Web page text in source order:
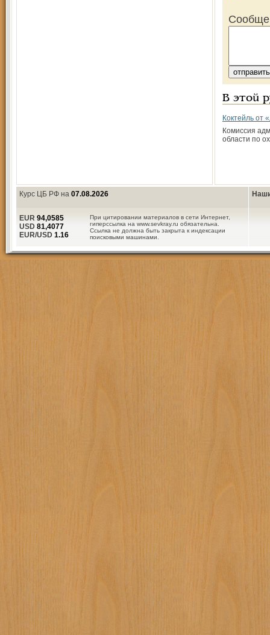
В этой
Коктейль от
Комиссия
области по
Курс ЦБ РФ на 07.08.2026
При цитировании материалов в сети Интернет,
гиперссылка на www.sevkray.ru обязательна.
Ссылка не должна быть закрыта к индексации
поисковыми машинами.
EUR 94,0585
USD 81,4077
EUR/USD 1.16